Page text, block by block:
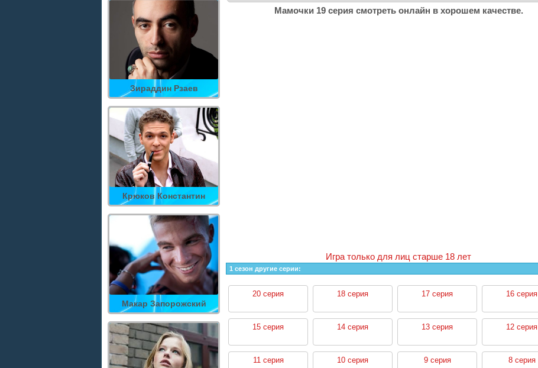
Зираддин Рзаев
Крюков Константин
Макар Запорожский
Мамочки 19 серия смотреть онлайн в хорошем качестве.
Игра только для лиц старше 18 лет
1 сезон другие серии:
20 серия 18 серия 17 серия 16 серия
15 серия 14 серия 13 серия 12 серия
11 серия 10 серия 9 серия 8 серия